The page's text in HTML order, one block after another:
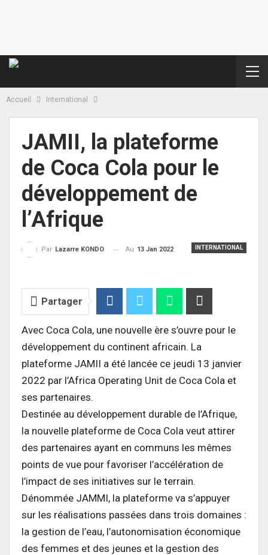
Accueil International
JAMII, la plateforme
de Coca Cola pour le
développement de
l’Afrique
INTERNATIONAL
Par Lazarre KONDO Au 13 Jan 2022
Partager
Avec Coca Cola, une nouvelle ère s’ouvre pour le
développement du continent africain. La
plateforme JAMII a été lancée ce jeudi 13 janvier
2022 par l’Africa Operating Unit de Coca Cola et
ses partenaires.
Destinée au développement durable de l’Afrique,
la nouvelle plateforme de Coca Cola veut attirer
des partenaires ayant en communs les mêmes
points de vue pour favoriser l’accélération de
l’impact de ses initiatives sur le terrain.
Dénommée JAMMI, la plateforme va s’appuyer
sur les réalisations passées dans trois domaines :
la gestion de l’eau, l’autonomisation économique
des femmes et des jeunes et la gestion des